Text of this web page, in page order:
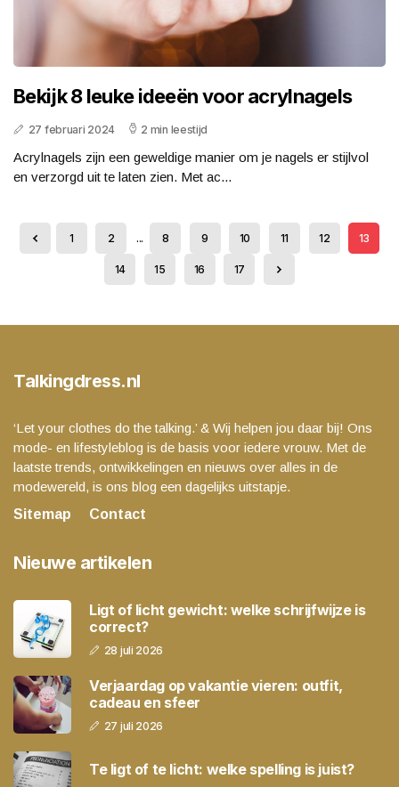
Bekijk 8 leuke ideeën voor acrylnagels
27 februari 2024 2 min leestijd
Acrylnagels zijn een geweldige manier om je nagels er stijlvol
en verzorgd uit te laten zien. Met ac...
1 2 ... 8 9 10 11 12 13
14 15 16 17
Talkingdress.nl
‘Let your clothes do the talking.’ & Wij helpen jou daar bij! Ons
mode- en lifestyleblog is de basis voor iedere vrouw. Met de
laatste trends, ontwikkelingen en nieuws over alles in de
modewereld, is ons blog een dagelijks uitstapje.
Sitemap
Contact
Nieuwe artikelen
Ligt of licht gewicht: welke schrijfwijze is
correct?
28 juli 2026
Verjaardag op vakantie vieren: outfit,
cadeau en sfeer
27 juli 2026
Te ligt of te licht: welke spelling is juist?